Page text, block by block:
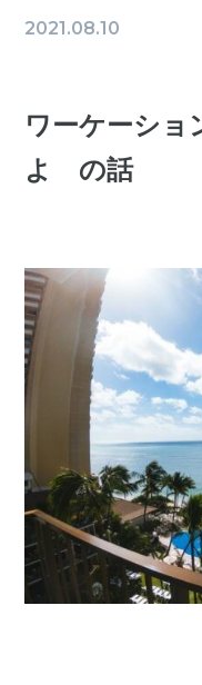
2021.08.10
ワーケーショ
よ の話